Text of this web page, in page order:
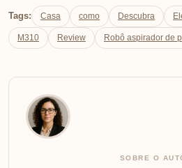
Tags: Casa como Descubra
M310 Review Robô aspirador de
SOBRE O